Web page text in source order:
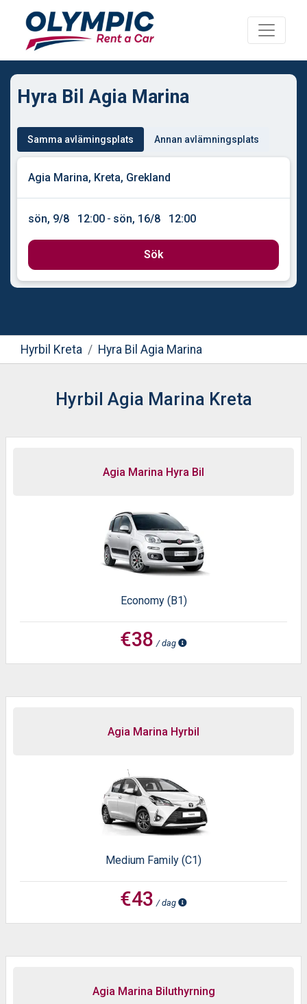
Hyra Bil Agia Marina
Samma avlämingsplats Annan avlämningsplats
sön, 9/8 12:00 - sön, 16/8 12:00
Sök
Hyrbil Kreta Hyra Bil Agia Marina
Hyrbil Agia Marina Kreta
Agia Marina Hyra Bil
Economy (B1)
€38 / dag
Agia Marina Hyrbil
Medium Family (C1)
€43 / dag
Agia Marina Biluthyrning